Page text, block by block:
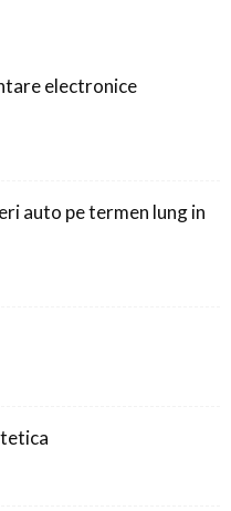
electronice
auto pe termen lung in